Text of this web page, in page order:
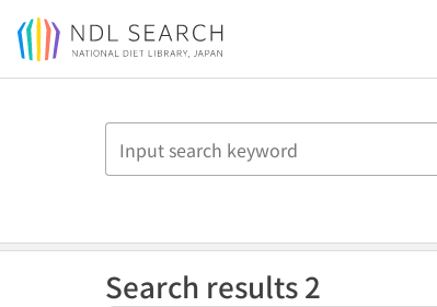
Jump to main content
Search results 2